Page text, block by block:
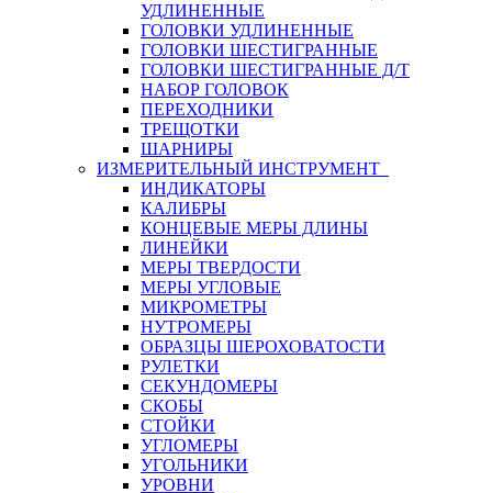
УДЛИНЕННЫЕ
ГОЛОВКИ УДЛИНЕННЫЕ
ГОЛОВКИ ШЕСТИГРАННЫЕ
ГОЛОВКИ ШЕСТИГРАННЫЕ Д/Т
НАБОР ГОЛОВОК
ПЕРЕХОДНИКИ
ТРЕЩОТКИ
ШАРНИРЫ
ИЗМЕРИТЕЛЬНЫЙ ИНСТРУМЕНТ
ИНДИКАТОРЫ
КАЛИБРЫ
КОНЦЕВЫЕ МЕРЫ ДЛИНЫ
ЛИНЕЙКИ
МЕРЫ ТВЕРДОСТИ
МЕРЫ УГЛОВЫЕ
МИКРОМЕТРЫ
НУТРОМЕРЫ
ОБРАЗЦЫ ШЕРОХОВАТОСТИ
РУЛЕТКИ
СЕКУНДОМЕРЫ
СКОБЫ
СТОЙКИ
УГЛОМЕРЫ
УГОЛЬНИКИ
УРОВНИ